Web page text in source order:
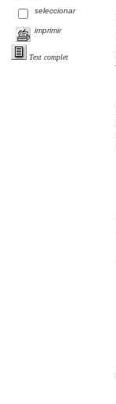
seleccionar
imprimir
Text complet